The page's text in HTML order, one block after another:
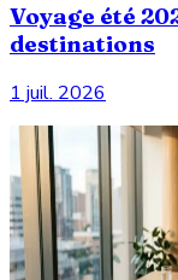
Voyage été
destinations
1 juil. 2026